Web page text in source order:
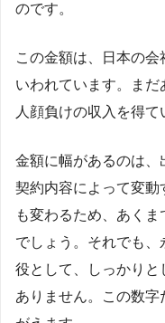
のです。
この金額は、日本の
いわれています。ま
人顔負けの収入を得て
金額に幅があるのは、
契約内容によって変
も変わるため、あく
でしょう。それでも
役として、しっかりと
ありません。この数